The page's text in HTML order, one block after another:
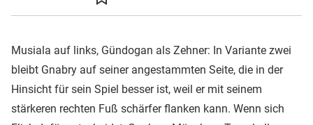
Musiala auf links, Gündogan als Zehner: In Variante zwei
bleibt Gnabry auf seiner angestammten Seite, die in der
Hinsicht für sein Spiel besser ist, weil er mit seinem
stärkeren rechten Fuß schärfer flanken kann. Wenn sich